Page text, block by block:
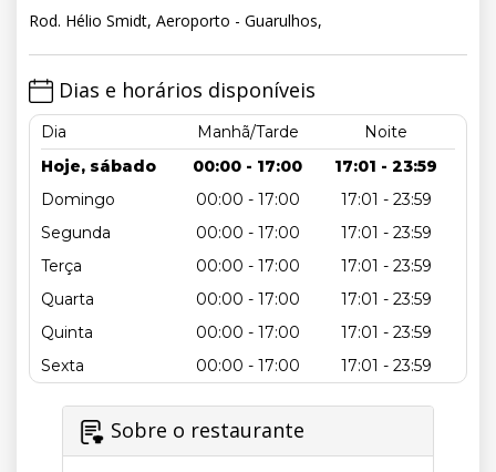
Rod. Hélio Smidt, Aeroporto - Guarulhos,
Dias e horários disponíveis
Dia Manhã/Tarde
Noite
Hoje, sábado
00:00 - 17:00
17:01 - 23:59
Domingo
00:00 - 17:00
17:01 - 23:59
Segunda
00:00 - 17:00
17:01 - 23:59
Terça
00:00 - 17:00
17:01 - 23:59
Quarta
00:00 - 17:00
17:01 - 23:59
Quinta
00:00 - 17:00
17:01 - 23:59
Sexta
00:00 - 17:00 17:01 - 23:59
Sobre o restaurante